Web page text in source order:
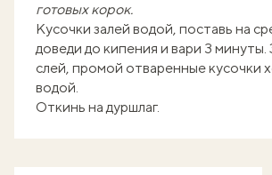
готовых корок.
Кусочки залей водой, поставь на
доведи до кипения и вари 3 минуты.
слей, промой отваренные кусочки
водой.
Откинь на дуршлаг.